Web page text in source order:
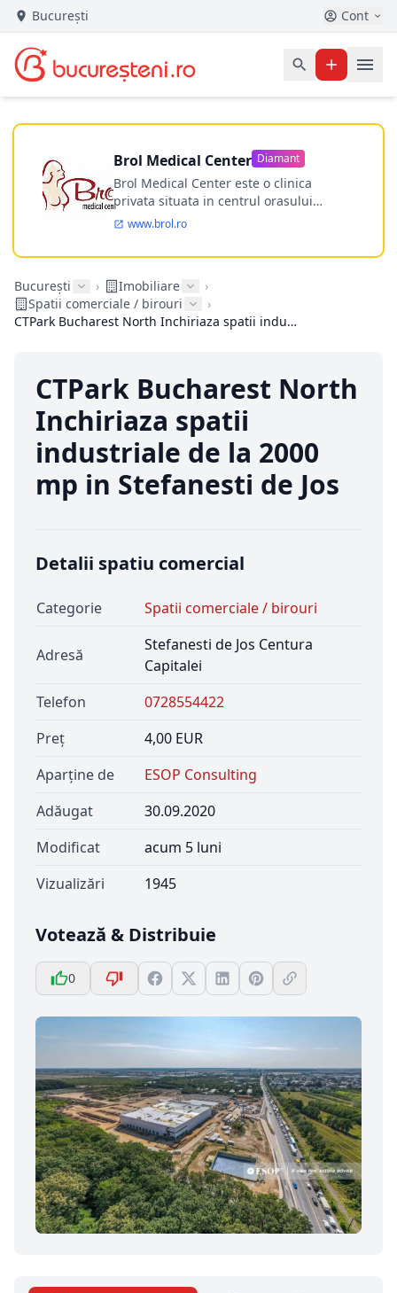
București Cont
Brol Medical Center Diamant
Brol Medical Center este o clinica
privata situata in centrul orasului
Timisoara avand o experienta de
Incepand din anul 2009 clinica isi
ultramodern.
www.brol.ro
București › Imobiliare
›
Spatii comerciale / birouri
›
CTPark Bucharest North Inchiriaza spatii industriale de la 2000 mp in Stefanesti de Jos
CTPark Bucharest North
Inchiriaza spatii
industriale de la 2000
mp in Stefanesti de Jos
Detalii spatiu comercial
Categorie Spatii comerciale / birouri
Adresă
Stefanesti de Jos Centura
Capitalei
Telefon
0728554422
Preț
4,00 EUR
Aparține de
ESOP Consulting
Adăugat
30.09.2020
Modificat
acum 5 luni
Vizualizări
1945
Votează & Distribuie
0